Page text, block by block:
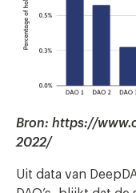
Bron: https://
2022/
Uit data van